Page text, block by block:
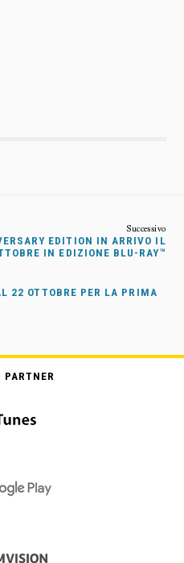
EDITION IN ARRIVO IL
IN EDIZIONE BLU-RAY™
22 OTTOBRE PER LA PRIMA